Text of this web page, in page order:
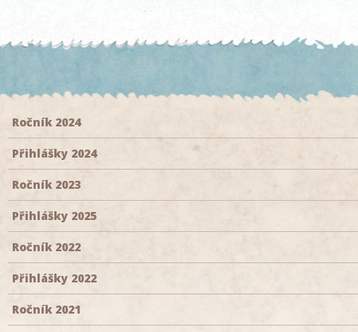
Ročník 2024
Přihlášky 2024
Ročník 2023
Přihlášky 2025
Ročník 2022
Přihlášky 2022
Ročník 2021